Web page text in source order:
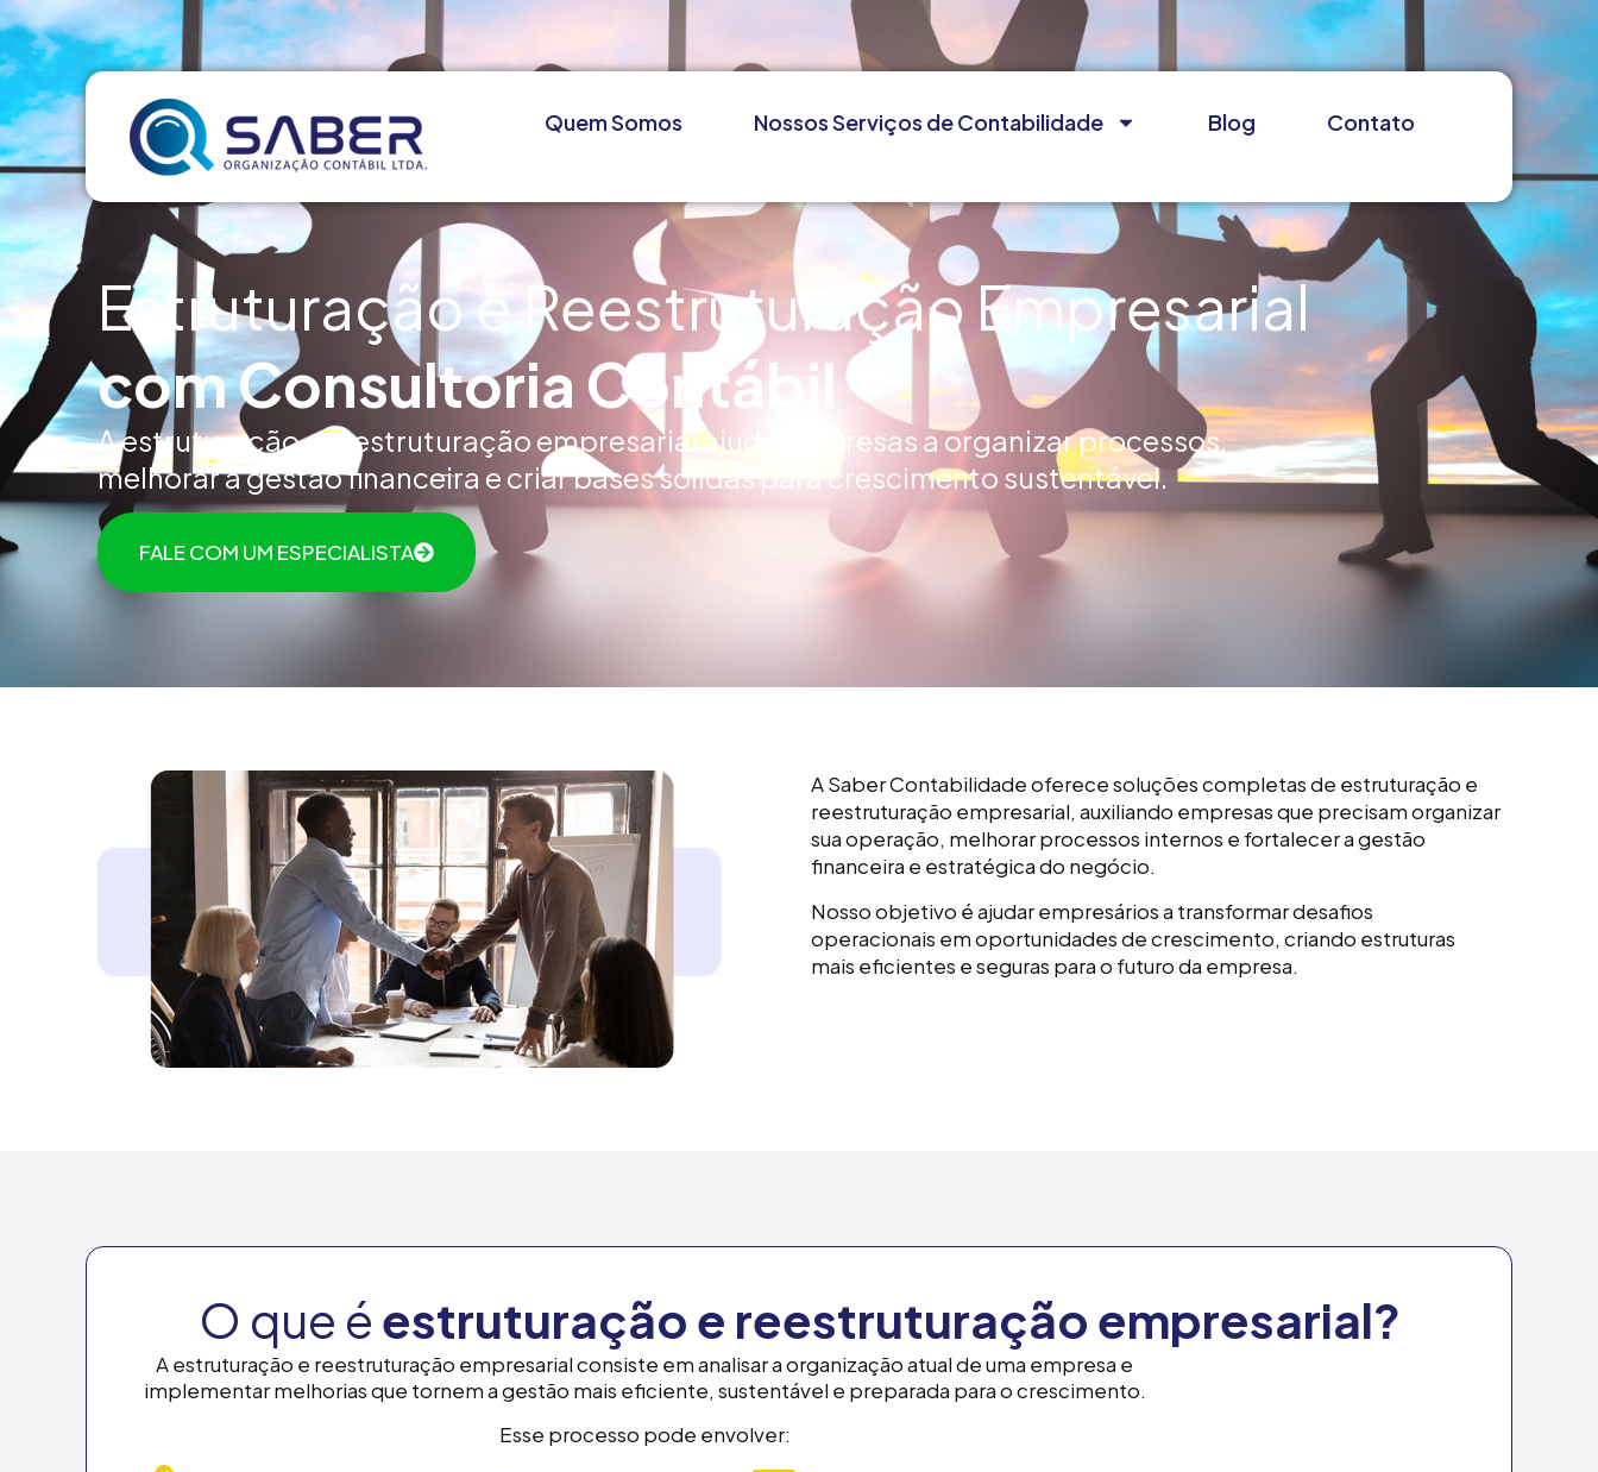
Quem Somos Nossos Serviços de Contabilidade Blog Contato
Estruturação e Reestruturação Empresarial
com Consultoria Contábil
A estruturação e reestruturação empresarial ajuda empresas a organizar processos,
melhorar a gestão financeira e criar bases sólidas para crescimento sustentável.
FALE COM UM ESPECIALISTA
A Saber Contabilidade oferece soluções completas de estruturação e
reestruturação empresarial, auxiliando empresas que precisam organizar
sua operação, melhorar processos internos e fortalecer a gestão
financeira e estratégica do negócio.
Nosso objetivo é ajudar empresários a transformar desafios
operacionais em oportunidades de crescimento, criando estruturas
mais eficientes e seguras para o futuro da empresa.
O que éestruturação e reestruturação empresarial?
A estruturação e reestruturação empresarial consiste em analisar a organização atual de uma empresa e
implementar melhorias que tornem a gestão mais eficiente, sustentável e preparada para o crescimento.
Esse processo pode envolver: